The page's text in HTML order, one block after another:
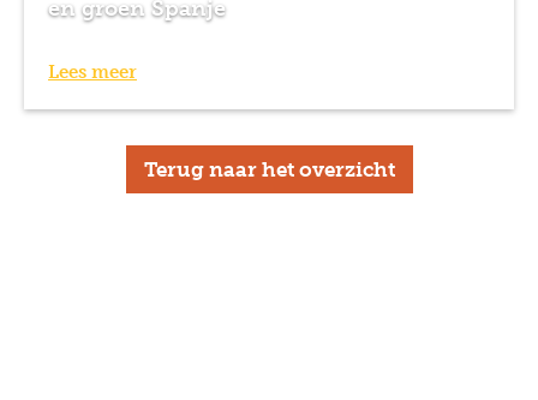
en groen Spanje
Lees meer
Terug naar het overzicht